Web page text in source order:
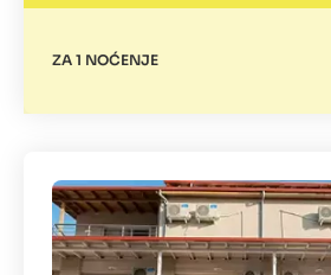
ZA 1 NOĆENJE